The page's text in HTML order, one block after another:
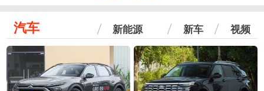
汽车 新能源 新车 视频